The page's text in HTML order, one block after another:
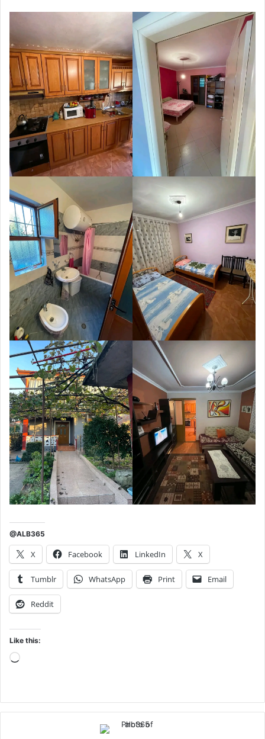
@ALB365
X Facebook LinkedIn X
Tumblr WhatsApp Print Email
Reddit
Like this:
Loading…